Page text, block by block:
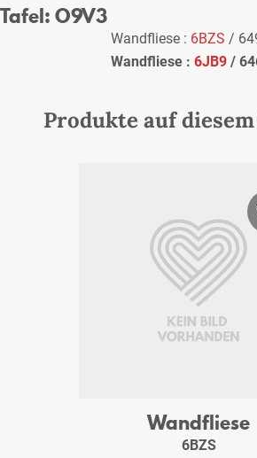
Tafel: O9V3
Wandfliese : 6BZS /
Wandfliese : 6JB9/
Produkte auf
Wandfliese
6BZS